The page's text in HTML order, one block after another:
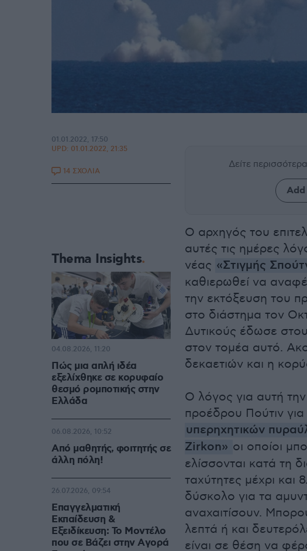
Δείτε
Ο αρχηγός του
αυτές τις ημέρες
νέας «Στιγμής
καθιερωθεί να
την εκτόξευση του
στο διάστημα τον
Δυτικούς έδωσε
στον τομέα αυτό.
δεκαετιών και η
Ο λόγος για αυτή
προέδρου Πούτιν
υπερηχητικών
Zirkon» οι οποίοι
ελίσσονται κατά τη
ταχύτητες μέχρι
δύσκολο για τα
αναχαιτίσουν.
λεπτά ή και
είναι σε θέση να
01.01.2022, 17:50
UPD: 01.01.2022, 21:35
14 ΣΧΟΛΙΑ
Thema Insights
Πώς μια απλή ιδέα
εξελίχθηκε σε κορυφαίο
θεσμό ρομποτικής στην
Ελλάδα
04.08.2026, 11:20
Από μαθητής, φοιτητής σε
άλλη πόλη!
06.08.2026, 10:52
Επαγγελματική
Εκπαίδευση &
Εξειδίκευση: Το Mοντέλο
που σε Bάζει στην Aγορά
26.07.2026, 09:54